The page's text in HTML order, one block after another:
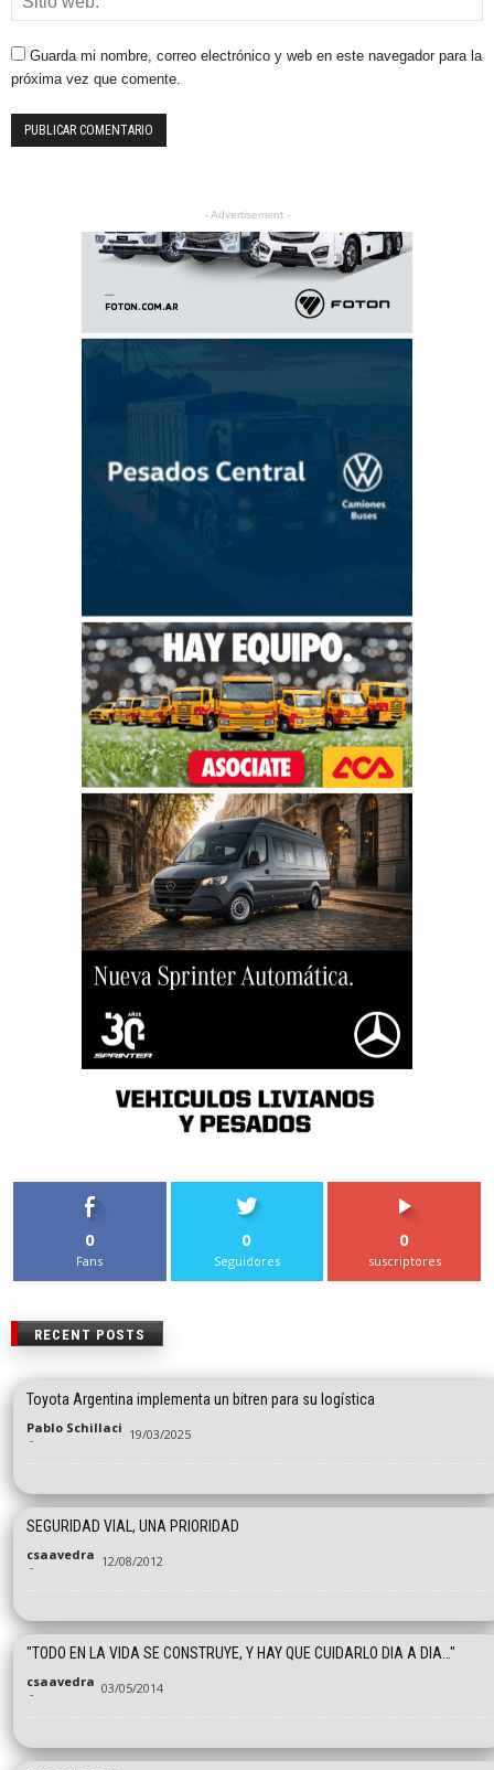
Guarda mi nombre, correo electrónico y web en este navegador para la
próxima vez que comente.
- Advertisement -
0
Fans
0
Seguidores
0
suscriptores
RECENT POSTS
Toyota Argentina implementa un bitren para su logística
Pablo Schillaci
- 19/03/2025
SEGURIDAD VIAL, UNA PRIORIDAD
csaavedra
- 12/08/2012
"TODO EN LA VIDA SE CONSTRUYE, Y HAY QUE CUIDARLO DIA A DIA…"
csaavedra
- 03/05/2014